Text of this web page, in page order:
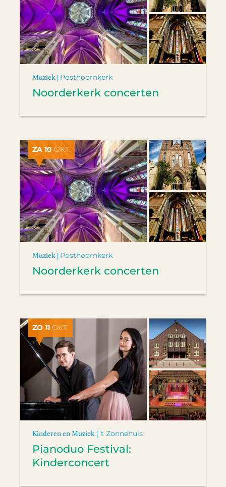
Muziek | Posthoornkerk
Noorderkerk concerten
ZA 10 OKT.
Muziek | Posthoornkerk
Noorderkerk concerten
ZO 11 OKT.
Kinderen en Muziek | 't Zonnehuis
Pianoduo Festival:
Kinderconcert